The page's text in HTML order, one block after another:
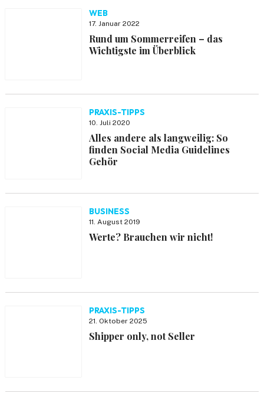
WEB
17. Januar 2022
Rund um Sommerreifen – das
Wichtigste im Überblick
PRAXIS-TIPPS
10. Juli 2020
Alles andere als langweilig: So
finden Social Media Guidelines
Gehör
BUSINESS
11. August 2019
Werte? Brauchen wir nicht!
PRAXIS-TIPPS
21. Oktober 2025
Shipper only, not Seller